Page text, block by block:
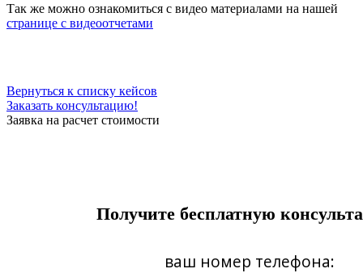
Так же можно ознакомиться с видео материалами на нашей
странице с видеоотчетами
Вернуться к списку кейсов
Заказать консультацию!
Заявка на расчет стоимости
Получите бесплатную
ваш номер телефона: